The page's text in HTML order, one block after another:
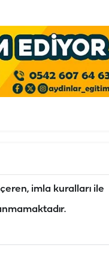
imla kuralları ile